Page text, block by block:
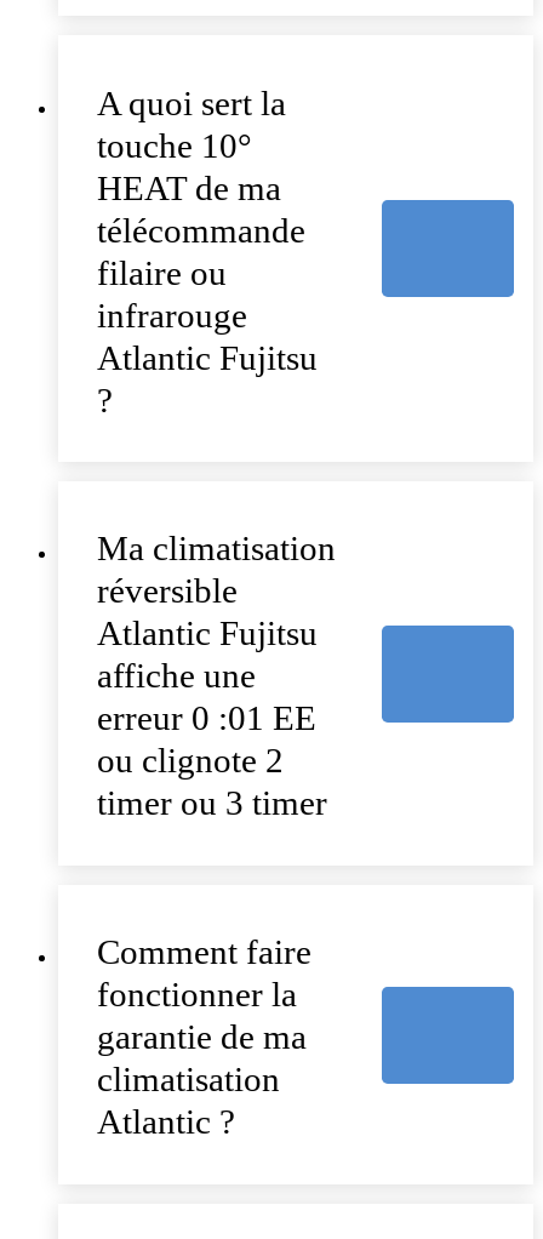
A quoi sert la
touche 10°
HEAT de ma
télécommande
filaire ou
infrarouge
Atlantic Fujitsu
?
Ma climatisation
réversible
Atlantic Fujitsu
affiche une
erreur 0 :01 EE
ou clignote 2
timer ou 3 timer
Comment faire
fonctionner la
garantie de ma
climatisation
Atlantic ?